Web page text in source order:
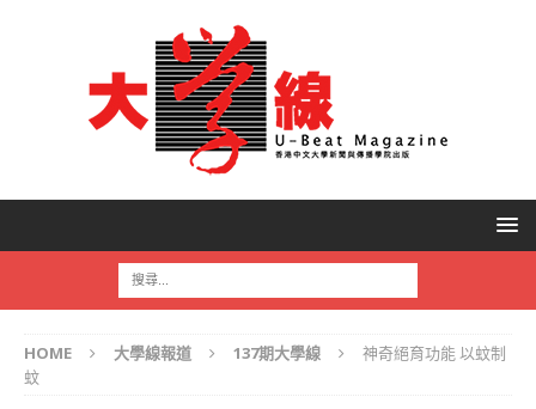
HOME 大學線報道 137期大學線
神奇絕育功能 以蚊制
蚊